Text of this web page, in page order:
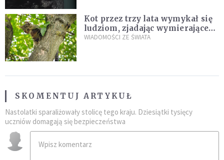
Kot przez trzy lata wymykał się
ludziom, zjadając wymierające
kaczki. W końcu popełnił
WIADOMOŚCI ZE ŚWIATA
SKOMENTUJ ARTYKUŁ
Nastolatki sparaliżowały stolicę tego kraju. Dziesiątki tysięcy
uczniów domagają się bezpieczeństwa